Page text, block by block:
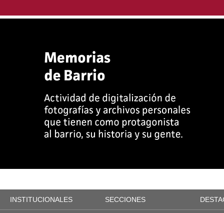
INSTITUCIONALES SECCIONES